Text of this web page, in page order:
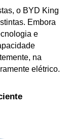
o BYD King
Embora
e
na
elétrico.